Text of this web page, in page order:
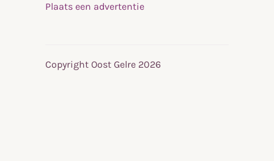
Plaats een advertentie
Copyright Oost Gelre 2026